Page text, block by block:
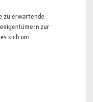
zu erwartende
zur
sich um